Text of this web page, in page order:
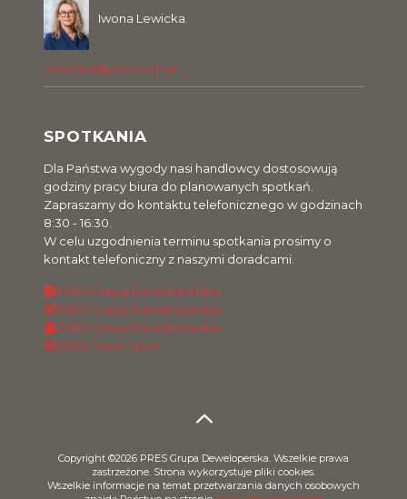
Iwona Lewicka
i.lewicka@pres.com.pl
SPOTKANIA
Dla Państwa wygody nasi handlowcy dostosowują
godziny pracy biura do planowanych spotkań.
Zapraszamy do kontaktu telefonicznego w godzinach
8:30 - 16:30.
W celu uzgodnienia terminu spotkania prosimy o
kontakt telefoniczny z naszymi doradcami.
PRES Grupa Deweloperska
PRES Grupa Deweloperska
PRES Grupa Deweloperska
PRES Team Sport
Copyright ©2026 PRES Grupa Deweloperska. Wszelkie prawa
zastrzeżone. Strona wykorzystuje pliki cookies.
Wszelkie informacje na temat przetwarzania danych osobowych